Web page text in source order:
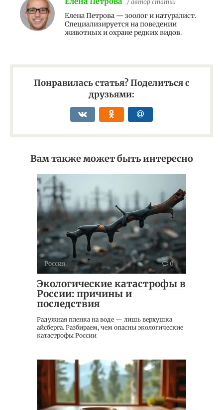
/ автор статьи
Елена Петрова — зоолог и натуралист.
Специализируется на поведении
животных и охране редких видов.
Понравилась статья? Поделиться с
друзьями:
Вам также может быть интересно
Россия 0
Экологические катастрофы в
России: причины и
последствия
Радужная пленка на воде — лишь верхушка
айсберга. Разбираем, чем опасны экологические
катастрофы России